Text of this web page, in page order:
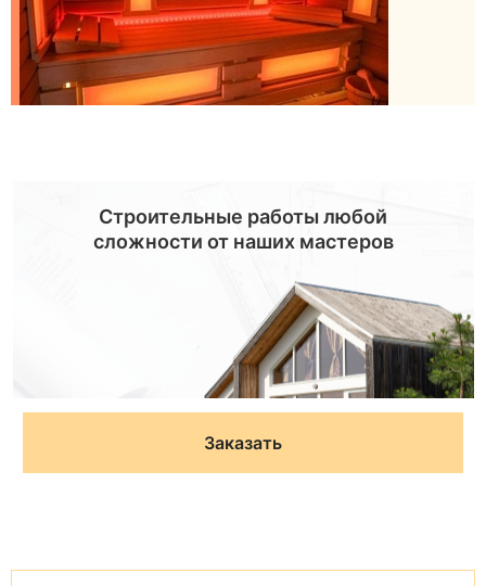
Строительные работы любой
сложности от наших мастеров
Заказать